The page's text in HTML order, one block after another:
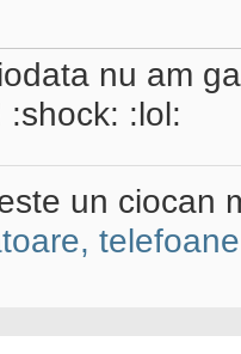
nu am
:shock: :lol:
un ciocan
telefoane